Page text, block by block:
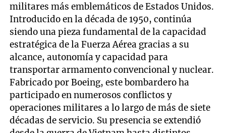
militares más emblemáticos de Estados Unidos.
Introducido en la década de 1950, continúa
siendo una pieza fundamental de la capacidad
estratégica de la Fuerza Aérea gracias a su
alcance, autonomía y capacidad para
transportar armamento convencional y nuclear.
Fabricado por Boeing, este bombardero ha
participado en numerosos conflictos y
operaciones militares a lo largo de más de siete
décadas de servicio. Su presencia se extendió